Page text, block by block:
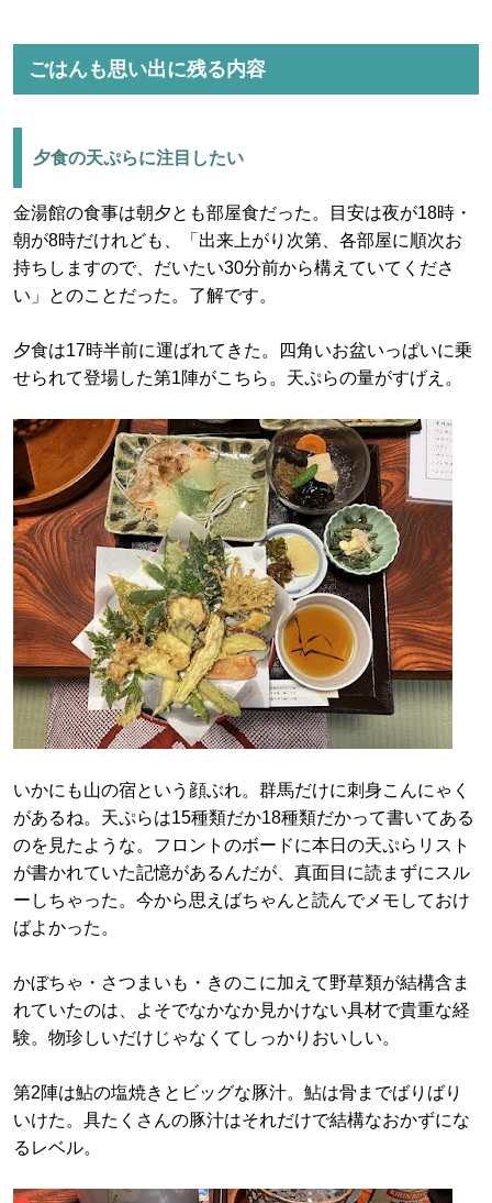
ごはんも思い出に残る内容
夕食の天ぷらに注目したい
金湯館の食事は朝夕とも部屋食だった。目安は夜が18時・
朝が8時だけれども、「出来上がり次第、各部屋に順次お
持ちしますので、だいたい30分前から構えていてくださ
い」とのことだった。了解です。
夕食は17時半前に運ばれてきた。四角いお盆いっぱいに乗
せられて登場した第1陣がこちら。天ぷらの量がすげえ。
いかにも山の宿という顔ぶれ。群馬だけに刺身こんにゃく
があるね。天ぷらは15種類だか18種類だかって書いてある
のを見たような。フロントのボードに本日の天ぷらリスト
が書かれていた記憶があるんだが、真面目に読まずにスル
ーしちゃった。今から思えばちゃんと読んでメモしておけ
ばよかった。
かぼちゃ・さつまいも・きのこに加えて野草類が結構含ま
れていたのは、よそでなかなか見かけない具材で貴重な経
験。物珍しいだけじゃなくてしっかりおいしい。
第2陣は鮎の塩焼きとビッグな豚汁。鮎は骨までばりばり
いけた。具たくさんの豚汁はそれだけで結構なおかずにな
るレベル。